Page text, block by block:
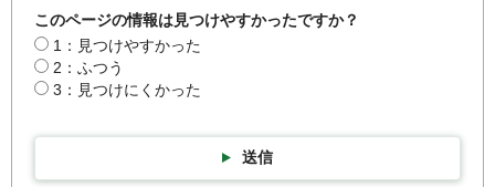
このページの情報は見つけやすかったですか？
1：見つけやすかった
2：ふつう
3：見つけにくかった
送信